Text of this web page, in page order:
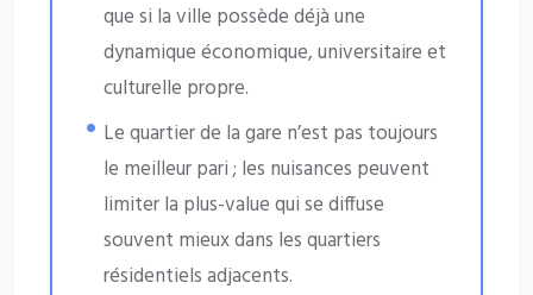
que si la ville possède déjà une
dynamique économique, universitaire et
culturelle propre.
Le quartier de la gare n’est pas toujours
le meilleur pari ; les nuisances peuvent
limiter la plus-value qui se diffuse
souvent mieux dans les quartiers
résidentiels adjacents.